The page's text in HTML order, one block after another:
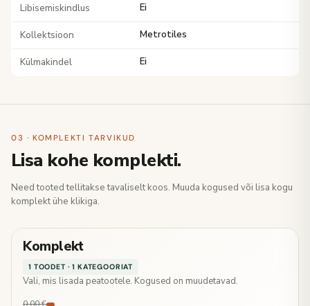
Libisemiskindlus Ei
Kollektsioon Metrotiles
Külmakindel Ei
03 · KOMPLEKTI TARVIKUD
Lisa kohe komplekti.
Need tooted tellitakse tavaliselt koos. Muuda kogused või lisa kogu
komplekt ühe klikiga.
Komplekt
1 TOODET · 1 KATEGOORIAT
Vali, mis lisada peatootele. Kogused on muudetavad.
0,00 €